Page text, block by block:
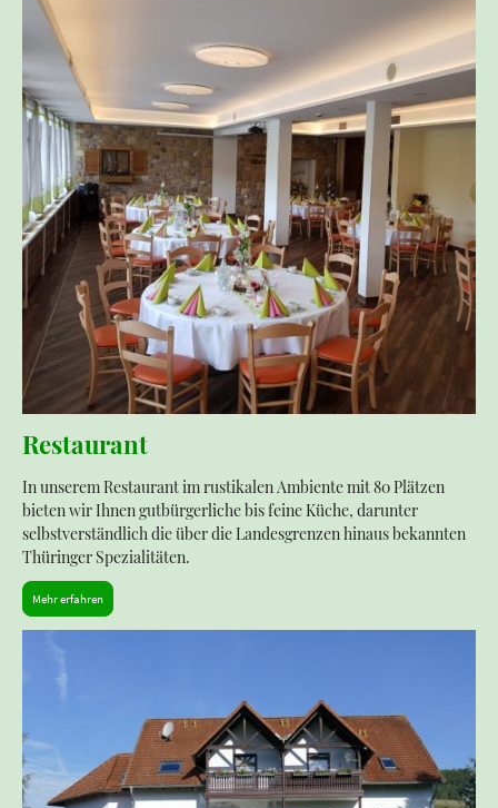
Restaurant
In unserem Restaurant im rustikalen Ambiente mit 80 Plätzen
bieten wir Ihnen gutbürgerliche bis feine Küche, darunter
selbstverständlich die über die Landesgrenzen hinaus bekannten
Thüringer Spezialitäten.
Mehr erfahren